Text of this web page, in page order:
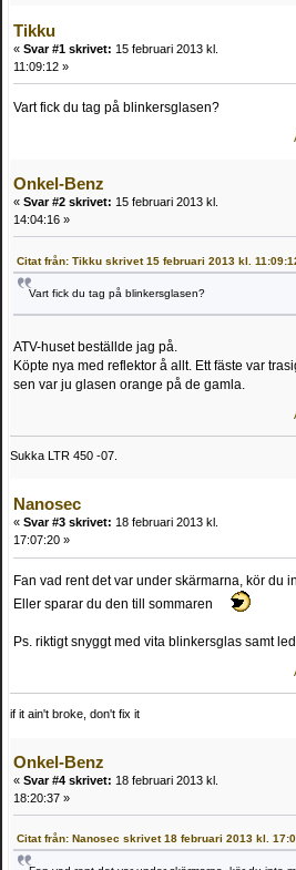
Tikku
« Svar #1 skrivet: 15 februari 2013 kl.
11:09:12 »
Vart fick du tag på blinkersglasen?
Onkel-Benz
« Svar #2 skrivet: 15 februari 2013 kl.
14:04:16 »
Citat från: Tikku skrivet 15 februari 2013 kl.
Vart fick du tag på blinkersglasen?
ATV-huset beställde jag på.
Köpte nya med reflektor å allt. Ett fäste var
sen var ju glasen orange på de gamla.
Sukka LTR 450 -07.
Nanosec
« Svar #3 skrivet: 18 februari 2013 kl.
17:07:20 »
Fan vad rent det var under skärmarna, kör du
Eller sparar du den till sommaren
Ps. riktigt snyggt med vita blinkersglas samt led
if it ain't broke, don't fix it
Onkel-Benz
« Svar #4 skrivet: 18 februari 2013 kl.
18:20:37 »
Citat från: Nanosec skrivet 18 februari 2013 kl.